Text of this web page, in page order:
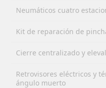
Neumáticos cuatro
Kit de reparación de
Cierre centralizado y
Retrovisores eléctricos y
ángulo muerto